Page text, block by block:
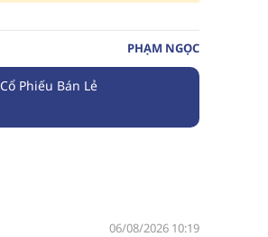
PHẠM NGỌC
Cổ Phiếu Bán Lẻ
06/08/2026 10:19